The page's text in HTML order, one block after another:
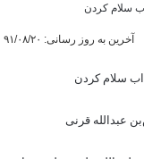
سلام کردن
آخرین به روز رسانی: ۹۱/۰۸/۲۰
سلام کردن
عبدالله قرنی